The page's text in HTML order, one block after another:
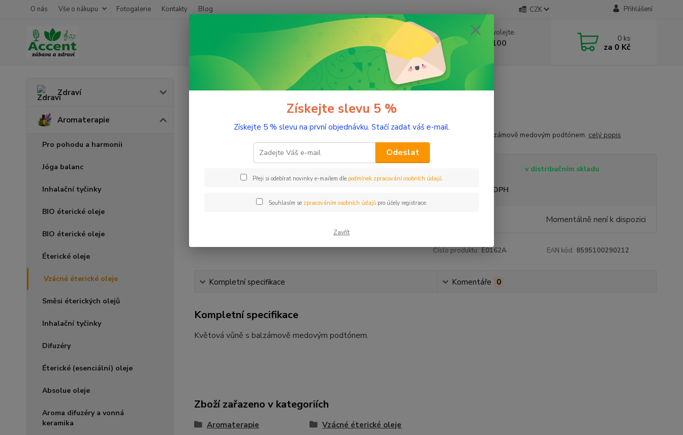
O nás Vše o nákupu Fotogalerie Kontakty Blog CZK Přihlášení
Nevíte si rady? Zavolejte.
+420 603 332 100
(Po-Pá, 10-17 hod.)
0 ks
za 0 Kč
Zdraví
Aromaterapie
Pro pohodu a harmonii
Jóga balanc
Inhalační tyčinky
BIO éterické oleje
BIO éterické oleje
Éterické oleje
Vzácné éterické oleje
Směsi éterických olejů
Inhalační tyčinky
Difuzéry
Éterické (esenciální) oleje
Absolue oleje
Aroma difuzéry a vonná
keramika
Aromaterapie Vzácné éterické oleje Lípa, absolue 100% 5 ml
Lípa, absolue 100% 5 ml
Květová vůně s balzámově medovým podtónem. celý popis
v distribučním skladu
Nejsme plátci DPH
Momentálně není k dispozici
Číslo produktu: E0162A EAN kód: 8595100290212
Kompletní specifikace Komentáře 0
Kompletní specifikace
Květová vůně s balzámově medovým podtónem.
Zboží zařazeno v kategoriích
Aromaterapie Vzácné éterické oleje
Získejte slevu 5 %
Získejte 5 % slevu na první objednávku. Stačí zadat váš e-mail.
Odeslat
Přeji si odebírat novinky e-mailem dle podmínek zpracování osobních údajů.
Souhlasím se zpracováním osobních údajůpro účely registrace.
Zavřít